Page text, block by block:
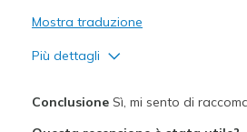
Mostra traduzione
Più dettagli
ConclusioneSì, mi sento di